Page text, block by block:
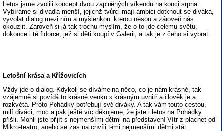
Letos jsme zvolili koncept dvou zaplněných víkendů na konci srpna.
Vybíráme si divadla menší, jejichž tvůrci mají ambici dotknout se diváka,
vyvolat dialog mezi ním a myšlenkou, kterou nesou a zároveň nás
okouzlit. Zároveň si já tak trochu myslím, že o to jde celému světu,
dokonce i té fidorce, jež si děti koupí v Galerii, a tak je z čeho si vybrat.
Letošní krása a Křížovicích
Vždy jde o dialog. Kdykoli se díváme na něco, co je nám krásné, tak
vzájemně si povídá to krásné venku s krásným uvnitř a člověk je a
rozkvétá. Proto Pohádky potřebují své diváky. A tak vám touto cestou,
milí diváci, moc a pak ještě víc děkujeme, že jste i letos na Pohádky
přišli. Mohli jste přijít s nejmenšími dětmi na představení Vítr z plachet od
Mikro-teatro, anebo se zas na chvíli těmi nejmenšími dětmi stát.